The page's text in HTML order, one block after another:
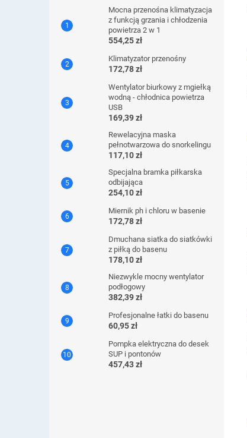
Mocna przenośna klimatyzacja
z funkcją grzania i chłodzenia
powietrza 2 w 1
554,25 zł
Klimatyzator przenośny
172,78 zł
Wentylator biurkowy z mgiełką
wodną - chłodnica powietrza
USB
169,39 zł
Rewelacyjna maska ​​
pełnotwarzowa do snorkelingu
117,10 zł
Specjalna bramka piłkarska
odbijająca
254,10 zł
Miernik ph i chloru w basenie
172,78 zł
Dmuchana siatka do siatkówki
z piłką do basenu
178,10 zł
Niezwykle mocny wentylator
podłogowy
382,39 zł
Profesjonalne łatki do basenu
60,95 zł
Pompka elektryczna do desek
SUP i pontonów
457,43 zł